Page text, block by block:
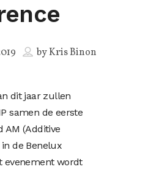
byKris Binon
dit jaar zullen
samen de eerste
AM (Additive
de Benelux
evenement wordt